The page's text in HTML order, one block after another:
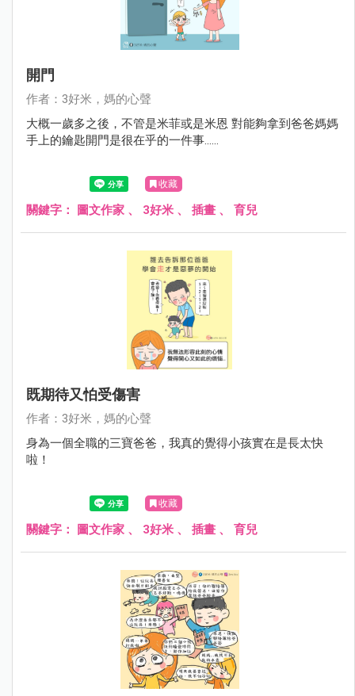
開門
作者：3好米，媽的心聲
大概一歲多之後，不管是米菲或是米恩 對能夠拿到爸爸媽媽
手上的鑰匙開門是很在乎的一件事......
收藏
關鍵字： 圖文作家 、 3好米 、 插畫 、 育兒
既期待又怕受傷害
作者：3好米，媽的心聲
身為一個全職的三寶爸爸，我真的覺得小孩實在是長太快
啦！
收藏
關鍵字： 圖文作家 、 3好米 、 插畫 、 育兒